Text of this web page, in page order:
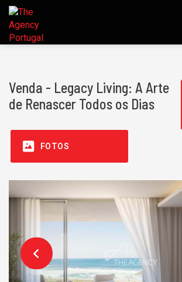
Venda - Legacy Living: A Arte
de Renascer Todos os Dias
FOTOS